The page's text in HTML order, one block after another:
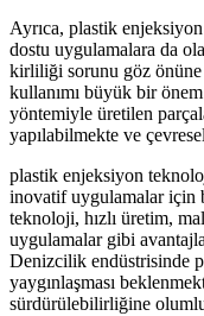
Ayrıca, plastik
dostu uygulamalara da
kirliliği sorunu göz önüne
kullanımı büyük bir
yöntemiyle üretilen
yapılabilmekte ve
plastik enjeksiyon
inovatif uygulamalar için
teknoloji, hızlı üretim,
uygulamalar gibi
Denizcilik endüstrisinde
yaygınlaşması
sürdürülebilirliğine